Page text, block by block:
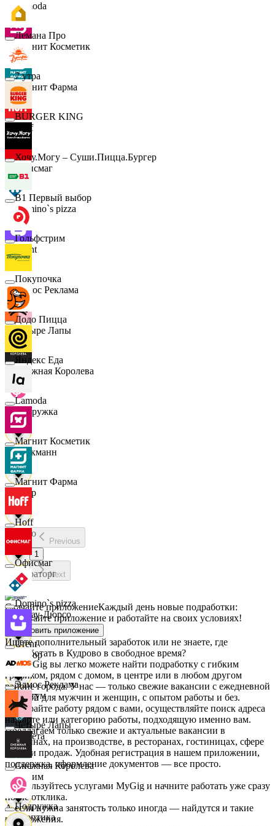
Lamoda
Магнит Косметик
Магнит Фарма
Hoff
Офисмаг
Domino`s pizza
Urent
Эдмос Реклама
Четыре Лапы
Снежная Королева
Подружка
Стокманн
Cпар
demo
Мираторг
Абрау-Дюрсо
Авиор
Альтум
Аркета
Архим
Асептика
Лемана Про
7 утра
BURGER KING
Хочу.Могу – Суши.Пицца.Бургер
B1 Первый выбор
Гольфстрим
Покупочка
Додо Пицца
Яндекс Еда
Lamoda
Магнит Косметик
Магнит Фарма
Hoff
Офисмаг
Domino`s pizza
Urent
Эдмос Реклама
Четыре Лапы
Снежная Королева
Подружка
Previous
1
Next
Скачайте приложениеКаждый день новые подработки:
скачивайте приложение и работайте на своих условиях!
Установить приложение
Ищете дополнительный заработок или не знаете, где
подработать в Кудрово в свободное время?
На MyGig вы легко можете найти подработку с гибким
графиком, рядом с домом, в центре или в любом другом
районе города. У нас — только свежие вакансии с ежедневной
оплатой для мужчин и женщин, с опытом работы и без.
Выбирайте работу рядом с вами, осуществляйте поиск адреса
на карте или категорию работы, подходящую именно вам.
Предлагаем только свежие и актуальные вакансии в
магазинах, на производстве, в ресторанах, гостиницах, сфере
услуг и продаж. Удобная регистрация в нашем приложении,
поддержка, оформление документов — все просто.
Воспользуйтесь услугами MyGig и начните работать уже сразу
после отклика.
А если нужна занятость только иногда — найдутся и такие
предложения.